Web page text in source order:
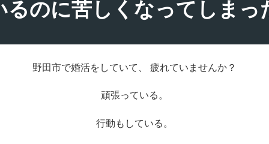
るのに苦しくなってしまっ
野田市で婚活をしていて、 疲れていませんか？
頑張っている。
行動もしている。